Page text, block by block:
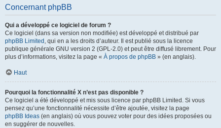
Concernant phpBB
Qui a développé ce logiciel de forum ?
Ce logiciel (dans sa version non modifiée) est développé et distribué par
phpBB Limited , qui en a les droits d’auteur. Il est publié sous la licence
publique générale GNU version 2 (GPL-2.0) et peut être diffusé librement. Pour
plus d’informations, visitez la page « À propos de phpBB » (en anglais).
Haut
Pourquoi la fonctionnalité X n’est pas disponible ?
Ce logiciel a été développé et mis sous licence par phpBB Limited. Si vous
pensez qu’une fonctionnalité nécessite d’être ajoutée, visitez la page
phpBB Ideas (en anglais) où vous pouvez voter pour des idées proposées ou
en suggérer de nouvelles.